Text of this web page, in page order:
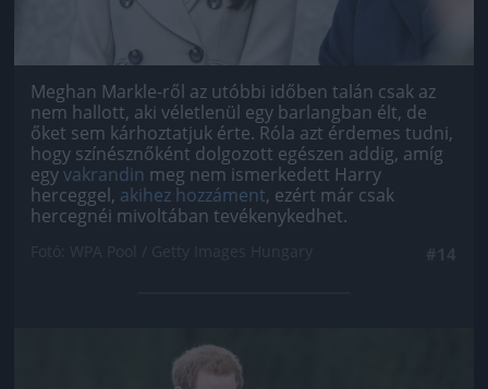
Meghan Markle-ről az utóbbi időben talán csak az
nem hallott, aki véletlenül egy barlangban élt, de
őket sem kárhoztatjuk érte. Róla azt érdemes tudni,
hogy színésznőként dolgozott egészen addig, amíg
egyvakrandin meg nem ismerkedett Harry
herceggel, akihez hozzáment, ezért már csak
hercegnéi mivoltában tevékenykedhet.
Jön még kép!